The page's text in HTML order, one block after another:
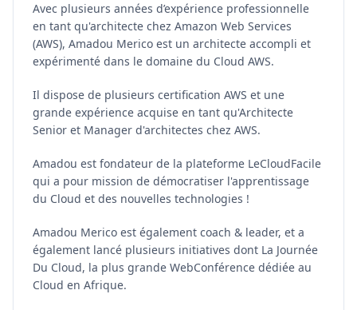
Avec plusieurs années d’expérience professionnelle
en tant qu'architecte chez Amazon Web Services
(AWS), Amadou Merico est un architecte accompli et
expérimenté dans le domaine du Cloud AWS.
Il dispose de plusieurs certification AWS et une
grande expérience acquise en tant qu'Architecte
Senior et Manager d'architectes chez AWS.
Amadou est fondateur de la plateforme LeCloudFacile
qui a pour mission de démocratiser l'apprentissage
du Cloud et des nouvelles technologies !
Amadou Merico est également coach & leader, et a
également lancé plusieurs initiatives dont La Journée
Du Cloud, la plus grande WebConférence dédiée au
Cloud en Afrique.